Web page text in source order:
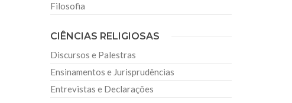
Filosofia
CIÊNCIAS RELIGIOSAS
Discursos e Palestras
Ensinamentos e Jurisprudências
Entrevistas e Declarações